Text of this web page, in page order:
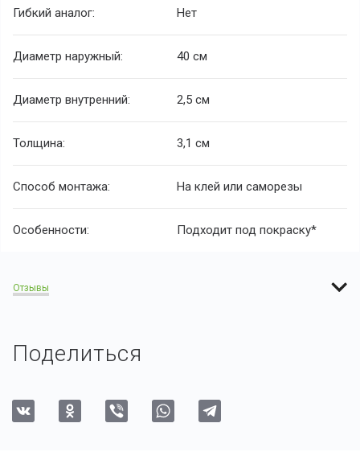
Гибкий аналог: Нет
Диаметр наружный: 40 см
Диаметр внутренний: 2,5 см
Толщина: 3,1 см
Способ монтажа: На клей или саморезы
Особенности: Подходит под покраску*
Отзывы
Поделиться